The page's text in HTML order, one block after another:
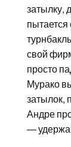
затылку,
пытается
свой
просто
Мурако
затылок,
Андре
—